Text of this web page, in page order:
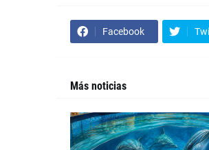
Facebook
Más noticias